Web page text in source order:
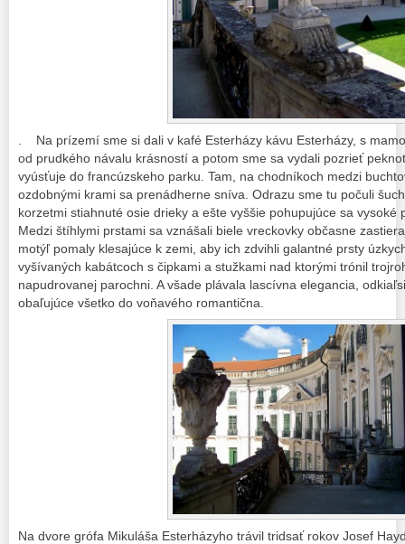
. Na prízemí sme si dali v kafé Esterházy kávu Esterházy, s
od prudkého návalu krásností a potom sme sa vydali pozrieť
vyúsťuje do francúzskeho parku. Tam, na chodníkoch medzi
ozdobnými krami sa prenádherne sníva. Odrazu sme tu počuli
korzetmi stiahnuté osie drieky a ešte vyššie pohupujúce sa vysoké
Medzi štíhlymi prstami sa vznášali biele vreckovky občasne
motýľ pomaly klesajúce k zemi, aby ich zdvihli galantné prsty
vyšívaných kabátcoch s čipkami a stužkami nad ktorými trónil
napudrovanej parochni. A všade plávala lascívna elegancia,
obaľujúce všetko do voňavého romantična.
Na dvore grófa Mikuláša Esterházyho trávil tridsať rokov Josef